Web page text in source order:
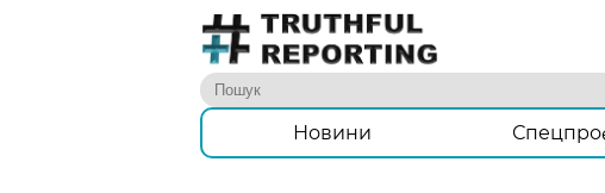
Новини